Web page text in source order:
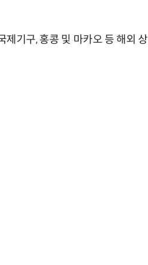
제기구, 홍콩 및 마카오 등 해외 상